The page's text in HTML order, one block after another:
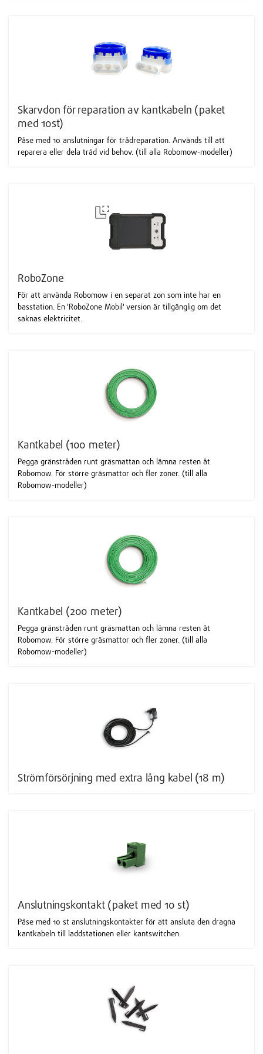
Skarvdon för reparation av kantkabeln (paket
med 10st)
Påse med 10 anslutningar för trådreparation. Används till att
reparera eller dela tråd vid behov. (till alla Robomow-modeller)
RoboZone
För att använda Robomow i en separat zon som inte har en
basstation. En 'RoboZone Mobil' version är tillgänglig om det
saknas elektricitet.
Kantkabel (100 meter)
Pegga gränstråden runt gräsmattan och lämna resten åt
Robomow. För större gräsmattor och fler zoner. (till alla
Robomow-modeller)
Kantkabel (200 meter)
Pegga gränstråden runt gräsmattan och lämna resten åt
Robomow. För större gräsmattor och fler zoner. (till alla
Robomow-modeller)
Strömförsörjning med extra lång kabel (18 m)
Anslutningskontakt (paket med 10 st)
Påse med 10 st anslutningskontakter för att ansluta den dragna
kantkabeln till laddstationen eller kantswitchen.